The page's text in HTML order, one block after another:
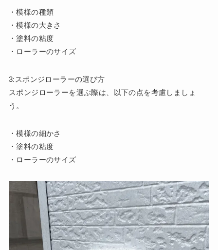
・模様の種類
・模様の大きさ
・塗料の粘度
・ローラーのサイズ
3:スポンジローラーの選び方
スポンジローラーを選ぶ際は、以下の点を考慮しましょ
う。
・模様の細かさ
・塗料の粘度
・ローラーのサイズ